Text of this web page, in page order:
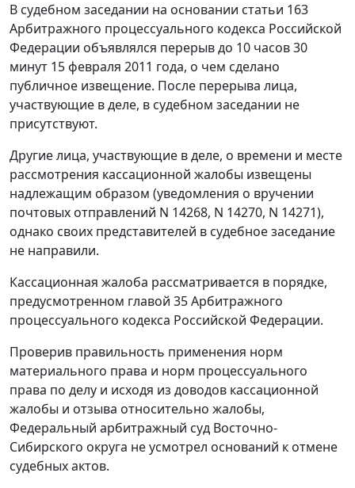
В судебном заседании на основании статьи 163
Арбитражного процессуального кодекса Российской
Федерации объявлялся перерыв до 10 часов 30
минут 15 февраля 2011 года, о чем сделано
публичное извещение. После перерыва лица,
участвующие в деле, в судебном заседании не
присутствуют.
Другие лица, участвующие в деле, о времени и месте
рассмотрения кассационной жалобы извещены
надлежащим образом (уведомления о вручении
почтовых отправлений N 14268, N 14270, N 14271),
однако своих представителей в судебное заседание
не направили.
Кассационная жалоба рассматривается в порядке,
предусмотренном главой 35Арбитражного
процессуального кодекса Российской Федерации.
Проверив правильность применения норм
материального права и норм процессуального
права по делу и исходя из доводов кассационной
жалобы и отзыва относительно жалобы,
Федеральный арбитражный суд Восточно-
Сибирского округа не усмотрел оснований к отмене
судебных актов.